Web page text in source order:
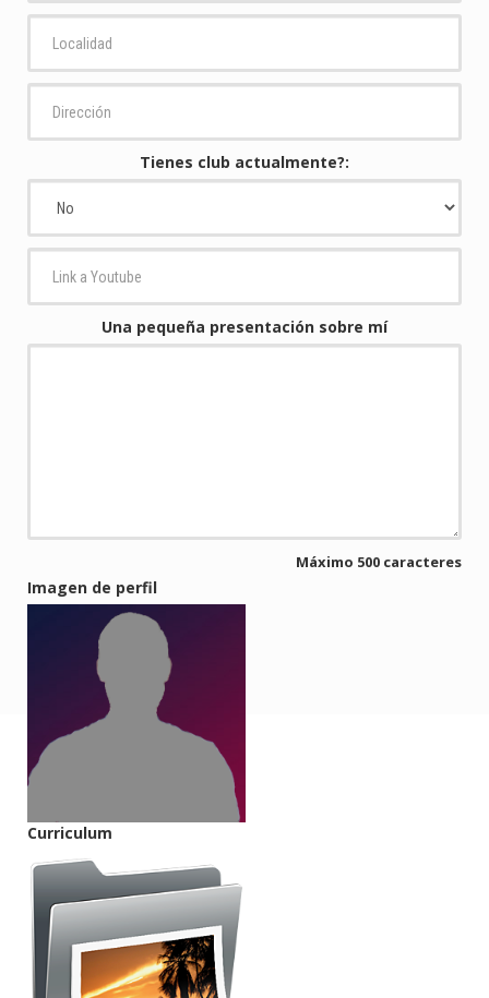
Tienes club actualmente?:
Una pequeña presentación sobre mí
Máximo 500 caracteres
Imagen de perfil
Curriculum